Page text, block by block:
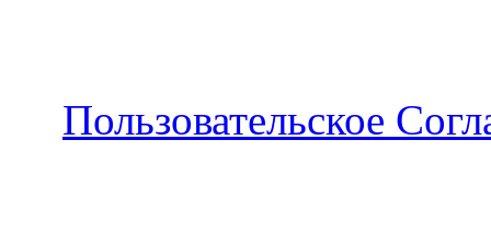
Пользовательское